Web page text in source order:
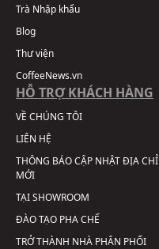
Trà Nhập khẩu
Blog
Thư viện
CoffeeNews.vn
HỖ TRỢ KHÁCH HÀNG
VỀ CHÚNG TÔI
LIÊN HỆ
THÔNG BÁO CẬP NHẬT ĐỊA CHỈ
MỚI
TẠI SHOWROOM
ĐÀO TẠO PHA CHẾ
TRỞ THÀNH NHÀ PHÂN PHỐI